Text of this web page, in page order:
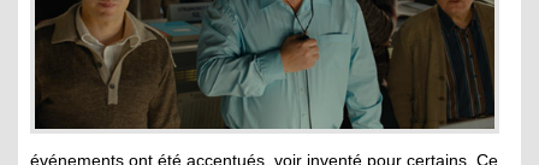
événements ont été accentués, voir inventé pour certains. Ce